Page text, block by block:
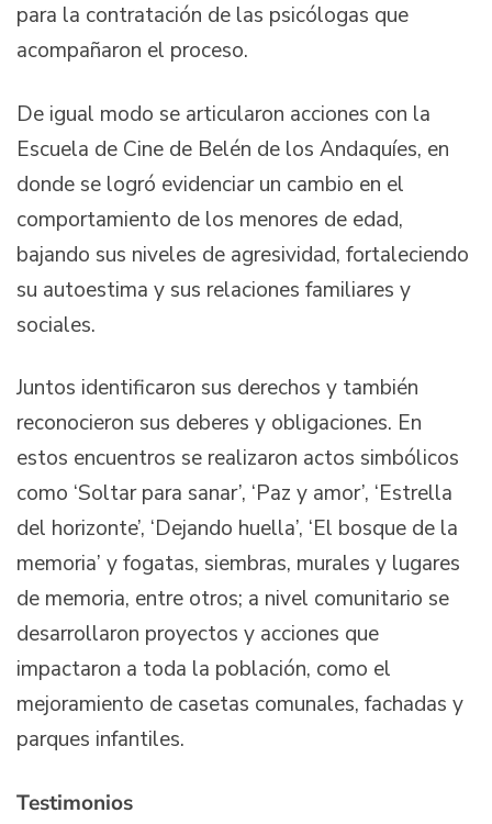
para la contratación de las psicólogas que
acompañaron el proceso.
De igual modo se articularon acciones con la
Escuela de Cine de Belén de los Andaquíes, en
donde se logró evidenciar un cambio en el
comportamiento de los menores de edad,
bajando sus niveles de agresividad, fortaleciendo
su autoestima y sus relaciones familiares y
sociales.
Juntos identificaron sus derechos y también
reconocieron sus deberes y obligaciones. En
estos encuentros se realizaron actos simbólicos
como ‘Soltar para sanar’, ‘Paz y amor’, ‘Estrella
del horizonte’, ‘Dejando huella’, ‘El bosque de la
memoria’ y fogatas, siembras, murales y lugares
de memoria, entre otros; a nivel comunitario se
desarrollaron proyectos y acciones que
impactaron a toda la población, como el
mejoramiento de casetas comunales, fachadas y
parques infantiles.
Testimonios